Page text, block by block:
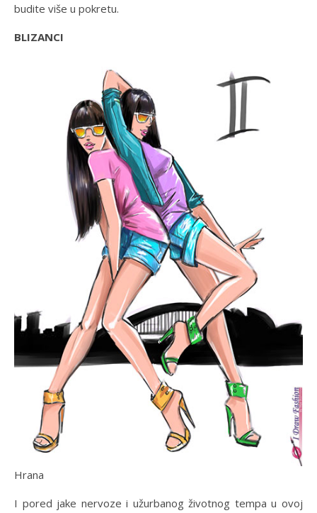
budite više u pokretu.
BLIZANCI
Hrana
I pored jake nervoze i užurbanog životnog tempa u ovoj